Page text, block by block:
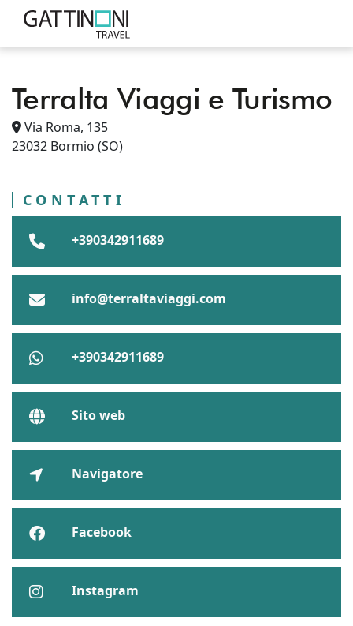
LOMBARDIA
PROVINCIA DI SONDRIO
TERRALTA VIAGGI E TURISMO
Terralta Viaggi e Turismo
Via Roma, 135
23032 Bormio (SO)
CONTATTI
+390342911689
info@terraltaviaggi.com
+390342911689
Sito web
Navigatore
Facebook
Instagram